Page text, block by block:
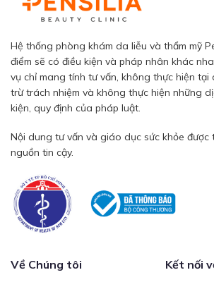
Hệ thống phòng khám da liễu và thẩm mỹ
điểm sẽ có điều kiện và pháp nhân khác
vụ chỉ mang tính tư vấn, không thực hiện tại
trừ trách nhiệm và không thực hiện những
kiện, quy định của pháp luật.
Nội dung tư vấn và giáo dục sức khỏe được
nguồn tin cậy.
Về Chúng tôi Kết nối